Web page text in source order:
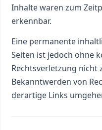
Inhalte waren zum
erkennbar.
Eine permanente
Seiten ist jedoch ohne
Rechtsverletzung nicht
Bekanntwerden von
derartige Links